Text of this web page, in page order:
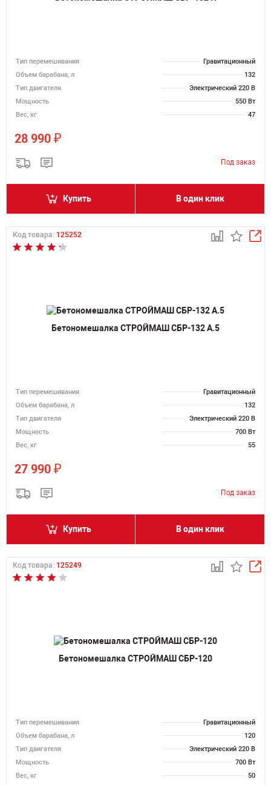
Тип перемешивания
Гравитационный
Объем барабана, л
132
Тип двигателя
Электрический 220 В
Мощность
550 Вт
Вес, кг
47
28 990 ₽
Купить В один клик
Код товара: 125252
Бетономешалка СТРОЙМАШ СБР-132 А.5
Тип перемешивания
Гравитационный
Объем барабана, л
132
Тип двигателя
Электрический 220 В
Мощность
700 Вт
Вес, кг
55
27 990 ₽
Купить В один клик
Код товара: 125249
Бетономешалка СТРОЙМАШ СБР-120
Тип перемешивания
Гравитационный
Объем барабана, л
120
Тип двигателя
Электрический 220 В
Мощность
700 Вт
Вес, кг
50